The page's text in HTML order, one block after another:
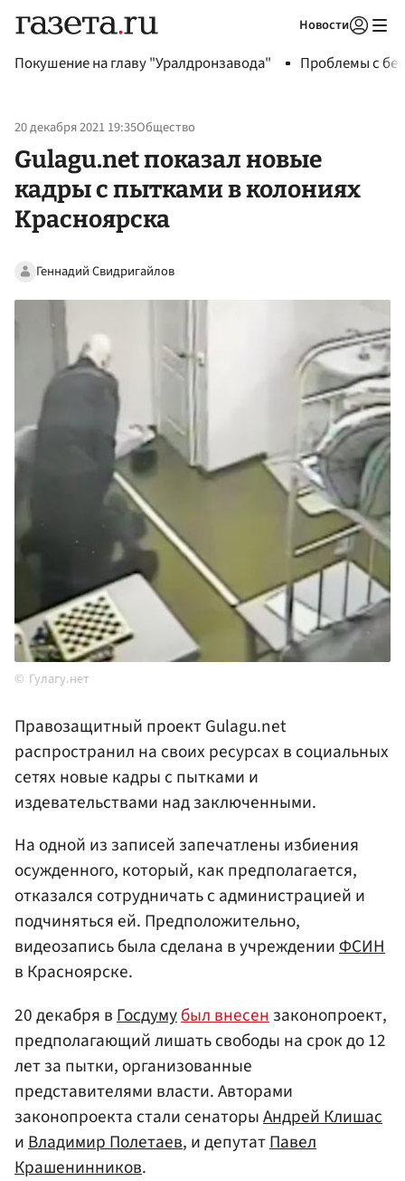
Новости
Покушение на главу "Уралдронзавода" Проблемы с
20 декабря 2021 19:35Общество
Gulagu.net показал новые
кадры с пытками в колониях
Красноярска
Геннадий Свидригайлов
Гулагу.нет
Правозащитный проект Gulagu.net
распространил на своих ресурсах в социальных
сетях новые кадры с пытками и
издевательствами над заключенными.
На одной из записей запечатлены избиения
осужденного, который, как предполагается,
отказался сотрудничать с администрацией и
подчиняться ей. Предположительно,
видеозапись была сделана в учрежденииФСИН
в Красноярске.
20 декабря в Госдумубыл внесен законопроект,
предполагающий лишать свободы на срок до 12
лет за пытки, организованные
представителями власти. Авторами
законопроекта стали сенаторыАндрей Клишас
и Владимир Полетаев, и депутатПавел
Крашенинников.